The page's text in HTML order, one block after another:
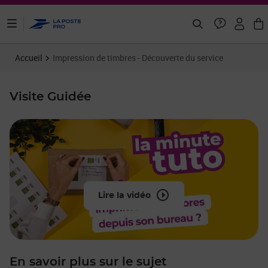
Accueil Impression de timbres - Découverte du service
Visite Guidée
Lire la vidéo
En savoir plus sur le sujet